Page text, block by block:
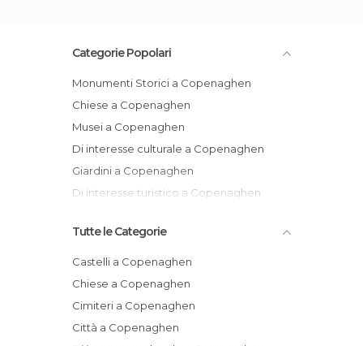
Categorie Popolari
Monumenti Storici a Copenaghen
Chiese a Copenaghen
Musei a Copenaghen
Di interesse culturale a Copenaghen
Giardini a Copenaghen
Di interesse turistico a Copenaghen
Tutte le Categorie
Castelli a Copenaghen
Chiese a Copenaghen
Cimiteri a Copenaghen
Città a Copenaghen